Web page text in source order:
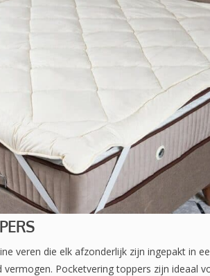
veren die elk afzonderlijk zijn ingepakt in
Pocketvering toppers zijn ideaal